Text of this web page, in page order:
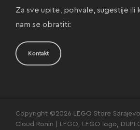
Za sve upite, pohvale, sugestije ili
nam se obratiti:
Kontakt
Copyright ©2026 LEGO Store
Cloud Ronin | LEGO, LEGO logo,